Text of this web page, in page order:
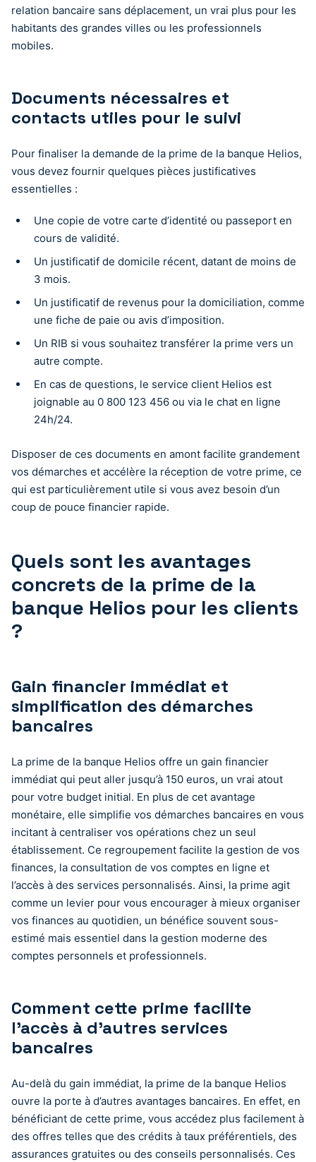
relation bancaire sans déplacement, un vrai plus pour les
habitants des grandes villes ou les professionnels
mobiles.
Documents nécessaires et
contacts utiles pour le suivi
Pour finaliser la demande de la prime de la banque Helios,
vous devez fournir quelques pièces justificatives
essentielles :
Une copie de votre carte d’identité ou passeport en
cours de validité.
Un justificatif de domicile récent, datant de moins de
3 mois.
Un justificatif de revenus pour la domiciliation, comme
une fiche de paie ou avis d’imposition.
Un RIB si vous souhaitez transférer la prime vers un
autre compte.
En cas de questions, le service client Helios est
joignable au 0 800 123 456 ou via le chat en ligne
24h/24.
Disposer de ces documents en amont facilite grandement
vos démarches et accélère la réception de votre prime, ce
qui est particulièrement utile si vous avez besoin d’un
coup de pouce financier rapide.
Quels sont les avantages
concrets de la prime de la
banque Helios pour les clients
?
Gain financier immédiat et
simplification des démarches
bancaires
La prime de la banque Helios offre un gain financier
immédiat qui peut aller jusqu’à 150 euros, un vrai atout
pour votre budget initial. En plus de cet avantage
monétaire, elle simplifie vos démarches bancaires en vous
incitant à centraliser vos opérations chez un seul
établissement. Ce regroupement facilite la gestion de vos
finances, la consultation de vos comptes en ligne et
l’accès à des services personnalisés. Ainsi, la prime agit
comme un levier pour vous encourager à mieux organiser
vos finances au quotidien, un bénéfice souvent sous-
estimé mais essentiel dans la gestion moderne des
comptes personnels et professionnels.
Comment cette prime facilite
l’accès à d’autres services
bancaires
Au-delà du gain immédiat, la prime de la banque Helios
ouvre la porte à d’autres avantages bancaires. En effet, en
bénéficiant de cette prime, vous accédez plus facilement à
des offres telles que des crédits à taux préférentiels, des
assurances gratuites ou des conseils personnalisés. Ces